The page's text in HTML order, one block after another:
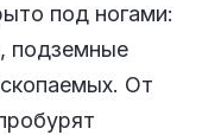
под ногами:
подземные
От